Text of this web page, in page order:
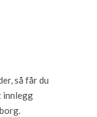
så får du
innlegg